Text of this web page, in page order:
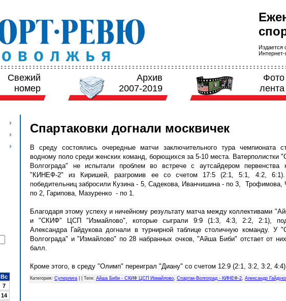
Издается
Интернет-
Свежий
номер
Архив
2007-2019
Фото
лента
Вс
7
14
Спартаковки догнали москвичек
В среду состоялись очередные матчи заключительного тура чемпионата
водному поло среди женских команд, борющихся за 5-10 места. Ватерполистки
Волгограда" не испытали проблем во встрече с аутсайдером первенства
"КИНЕФ-2" из Киришей, разгромив ее со счетом 17:5 (2:1, 5:1, 4:2,
победительниц забросили Кузина - 5, Садекова, Иванчишина - по 3, Трофимова,
по 2, Гарипова, Мазуренко - по 1.
Благодаря этому успеху и ничейному результату матча между коллективами "
и "СКИФ" ЦСП "Измайлово", которые сыграли 9:9 (1:3, 4:3, 2:2, 2:1),
Александра Гайдукова догнали в турнирной таблице столичную команду. У
Волгограда" и "Измайлово" по 28 набранных очков, "Айша Биби" отстает от
балл.
Кроме этого, в среду "Олимп" переиграл "Диану" со счетом 12:9 (2:1, 3:2, 3:2,
Категория: Суперлига Теги: Айша Биби - СКИФ ЦСП Измайлово, Спартак-Волгоград - КИНЕФ-2, Александр